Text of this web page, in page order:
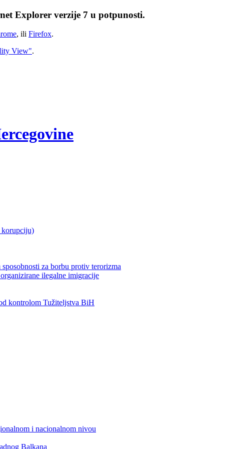
Explorer verzije 7 u potpunosti.
, ili Firefox.
View".
korupciju)
za borbu protiv terorizma
ilegalne imigracije
kontrolom Tužiteljstva BiH
i nacionalnom nivou
Balkana